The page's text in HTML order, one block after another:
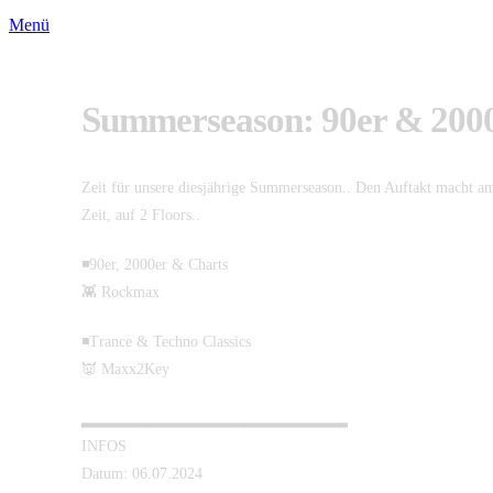
Menü
Summerseason: 90er &
Zeit für unsere diesjährige Summerseason.. Den Auftakt macht
Zeit, auf 2 Floors..
◾️90er, 2000er & Charts
👾 Rockmax
◾️Trance & Techno Classics
👿 Maxx2Key
▂▂▂▂▂▂▂▂▂▂▂▂▂▂▂▂▂▂▂▂▂▂
INFOS
Datum: 06.07.2024